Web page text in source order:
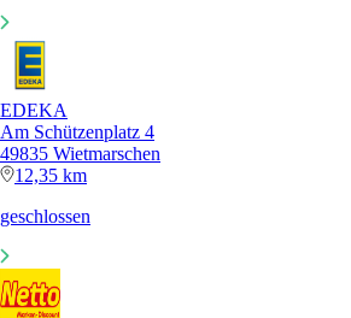
EDEKA
Am Schützenplatz 4
49835 Wietmarschen
12,35 km
geschlossen